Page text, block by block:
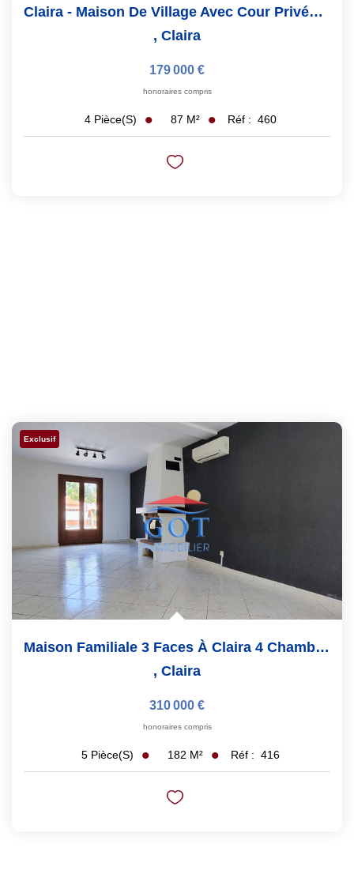
Claira - Maison De Village Avec Cour Privée Et Terrasse...
, Claira
179 000 €
honoraires compris
4 Pièce(s) 87 M² Réf : 460
Exclusif
Maison Familiale 3 Faces À Claira 4 Chambres, Jardin...
, Claira
310 000 €
honoraires compris
5 Pièce(s) 182 M² Réf : 416